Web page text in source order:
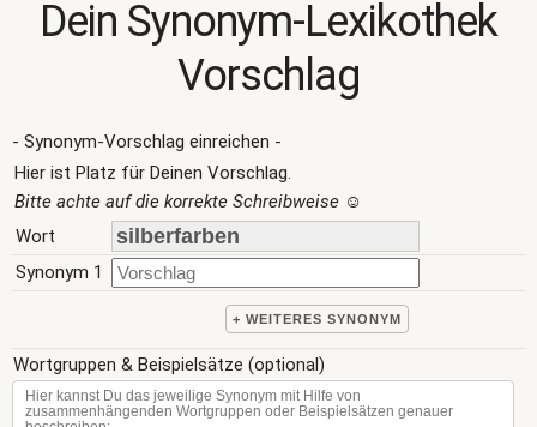
Dein Synonym-Lexikothek
Vorschlag
- Synonym-Vorschlag einreichen -
Hier ist Platz für Deinen Vorschlag.
Bitte achte auf die korrekte Schreibweise ☺
Wort
Synonym 1
+ WEITERES SYNONYM
Wortgruppen & Beispielsätze (optional)